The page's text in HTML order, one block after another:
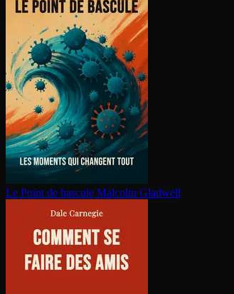
Le Point de bascule Malcolm Gladwell